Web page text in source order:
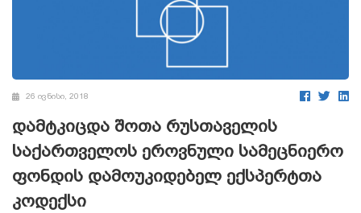
26 ივნისი, 2018
დამტკიცდა შოთა რუსთაველის
საქართველოს ეროვნული სამეცნიერო
ფონდის დამოუკიდებელ ექსპერტთა
კოდექსი